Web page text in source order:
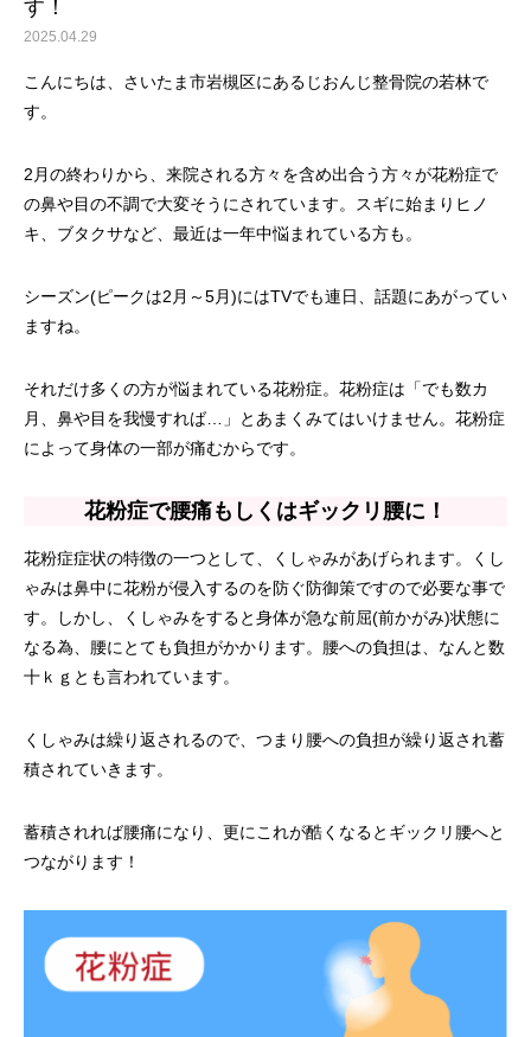
す！
2025.04.29
こんにちは、さいたま市岩槻区にあるじおんじ整骨院の若林で
す。
2月の終わりから、来院される方々を含め出合う方々が花粉症で
の鼻や目の不調で大変そうにされています。スギに始まりヒノ
キ、ブタクサなど、最近は一年中悩まれている方も。
シーズン(ピークは2月～5月)にはTVでも連日、話題にあがってい
ますね。
それだけ多くの方が悩まれている花粉症。花粉症は「でも数カ
月、鼻や目を我慢すれば…」とあまくみてはいけません。花粉症
によって身体の一部が痛むからです。
花粉症で腰痛もしくはギックリ腰に！
花粉症症状の特徴の一つとして、くしゃみがあげられます。くし
ゃみは鼻中に花粉が侵入するのを防ぐ防御策ですので必要な事で
す。しかし、くしゃみをすると身体が急な前屈(前かがみ)状態に
なる為、腰にとても負担がかかります。腰への負担は、なんと数
十ｋｇとも言われています。
くしゃみは繰り返されるので、つまり腰への負担が繰り返され蓄
積されていきます。
蓄積されれば腰痛になり、更にこれが酷くなるとギックリ腰へと
つながります！